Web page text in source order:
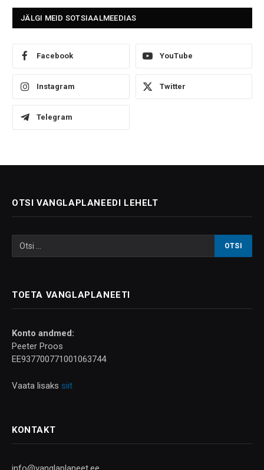
JÄLGI MEID SOTSIAALMEEDIAS
Facebook YouTube
Instagram Twitter
Telegram
OTSI VANGLAPLANEEDI LEHELT
TOETA VANGLAPLANEETI
Konto andmed:
Peeter Proos
EE937700771001063744
Vaata lisaks siit
KONTAKT